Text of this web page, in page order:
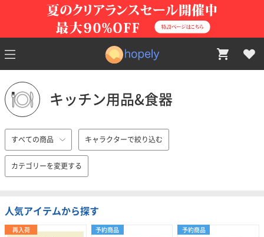
キッチン用品&食器
すべての商品 キャラクターで絞り込む
カテゴリーを変更する
人気アイテムから探す
再入荷 予約商品 予約商品